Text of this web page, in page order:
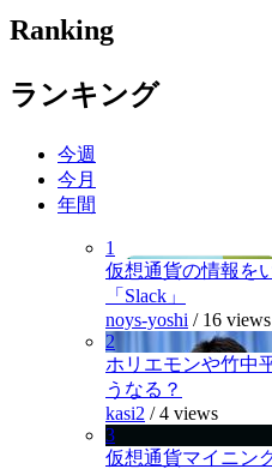
Ranking
ランキング
今週
今月
年間
1
仮想通貨の情報を
「Slack」
noys-yoshi / 16 views
2
ホリエモンや竹中
うなる？
kasi2 /4 views
3
仮想通貨マイニン